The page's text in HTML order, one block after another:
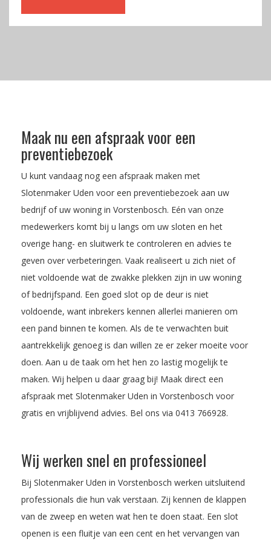
Maak nu een afspraak voor een
preventiebezoek
U kunt vandaag nog een afspraak maken met
Slotenmaker Uden voor een preventiebezoek aan uw
bedrijf of uw woning in Vorstenbosch. Eén van onze
medewerkers komt bij u langs om uw sloten en het
overige hang- en sluitwerk te controleren en advies te
geven over verbeteringen. Vaak realiseert u zich niet of
niet voldoende wat de zwakke plekken zijn in uw woning
of bedrijfspand. Een goed slot op de deur is niet
voldoende, want inbrekers kennen allerlei manieren om
een pand binnen te komen. Als de te verwachten buit
aantrekkelijk genoeg is dan willen ze er zeker moeite voor
doen. Aan u de taak om het hen zo lastig mogelijk te
maken. Wij helpen u daar graag bij! Maak direct een
afspraak met Slotenmaker Uden in Vorstenbosch voor
gratis en vrijblijvend advies. Bel ons via 0413 766928.
Wij werken snel en professioneel
Bij Slotenmaker Uden in Vorstenbosch werken uitsluitend
professionals die hun vak verstaan. Zij kennen de klappen
van de zweep en weten wat hen te doen staat. Een slot
openen is een fluitje van een cent en het vervangen van